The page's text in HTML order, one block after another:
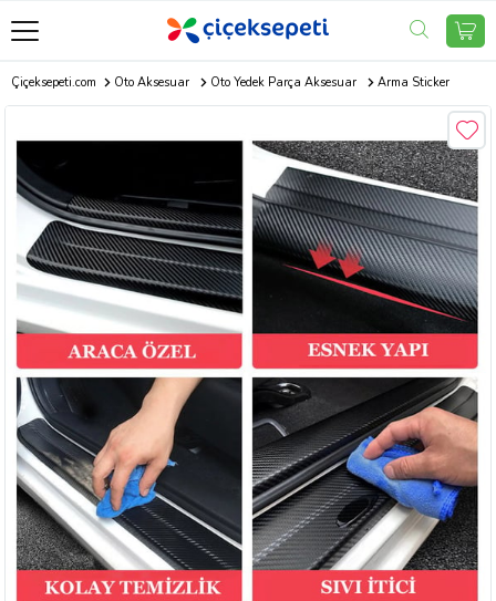
Çiçeksepeti.com Oto Aksesuar Oto Yedek Parça Aksesuar Arma Sticker